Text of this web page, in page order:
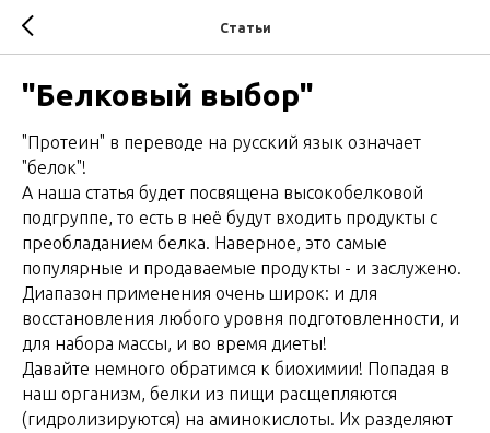
Статьи
"Белковый выбор"
"Протеин" в переводе на русский язык означает
"белок"!
А наша статья будет посвящена высокобелковой
подгруппе, то есть в неё будут входить продукты с
преобладанием белка. Наверное, это самые
популярные и продаваемые продукты - и заслужено.
Диапазон применения очень широк: и для
восстановления любого уровня подготовленности, и
для набора массы, и во время диеты!
Давайте немного обратимся к биохимии! Попадая в
наш организм, белки из пищи расщепляются
(гидролизируются) на аминокислоты. Их разделяют